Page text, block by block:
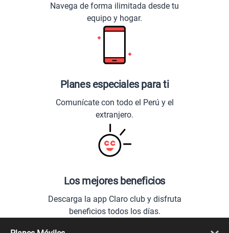
Navega de forma ilimitada desde tu
equipo y hogar.
Planes especiales para ti
Comunícate con todo el Perú y el
extranjero.
Los mejores beneficios
Descarga la app Claro club y disfruta
beneficios todos los días.